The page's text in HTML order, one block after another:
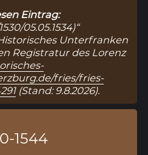
Eintrag:
05.05.1534)“
Unterfranken
Registratur des Lorenz
fries/fries-
(Stand: 9.8.2026).
1544